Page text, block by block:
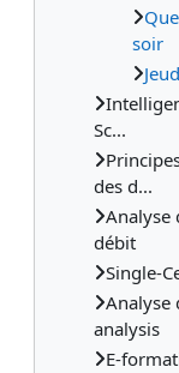
soir
Sc...
des d...
Analyse
débit
Single-
Analyse
analysis
E-